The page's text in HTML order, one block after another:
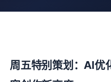
周五特别策划：AI优